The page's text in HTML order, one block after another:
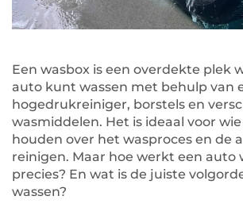
Een wasbox is een overdekte plek
auto kunt wassen met behulp van
hogedrukreiniger, borstels en
wasmiddelen. Het is ideaal voor
houden over het wasproces en de
reinigen. Maar hoe werkt een auto
precies? En wat is de juiste
wassen?